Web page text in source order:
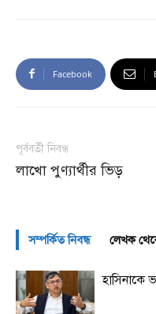
Facebook
পূর্ববর্তী নিবন্ধ
লাখো পুণ্যার্থীর ভিড়
সম্পর্কিত নিবন্ধ লেখক
হাসিনাকে